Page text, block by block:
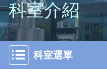
科室介紹
科室選單